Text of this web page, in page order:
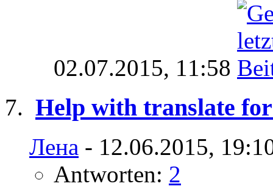
02.07.2015, 11:58
Help with translate
Лена - 12.06.2015,
Antworten: 2